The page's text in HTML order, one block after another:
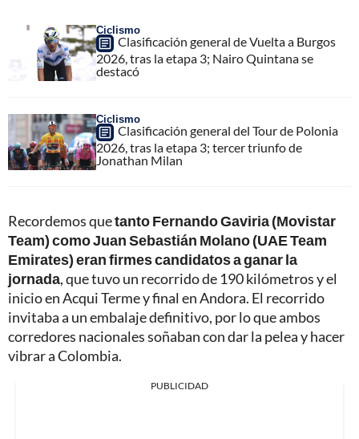
Ciclismo
Clasificación general de Vuelta a Burgos
2026, tras la etapa 3; Nairo Quintana se
destacó
Ciclismo
Clasificación general del Tour de Polonia
2026, tras la etapa 3; tercer triunfo de
Jonathan Milan
Recordemos quetanto Fernando Gaviria (Movistar
Team) como Juan Sebastián Molano (UAE Team
Emirates) eran firmes candidatos a ganar la
jornada, que tuvo un recorrido de 190 kilómetros y el
inicio en Acqui Terme y final en Andora. El recorrido
invitaba a un embalaje definitivo, por lo que ambos
corredores nacionales soñaban con dar la pelea y hacer
vibrar a Colombia.
PUBLICIDAD